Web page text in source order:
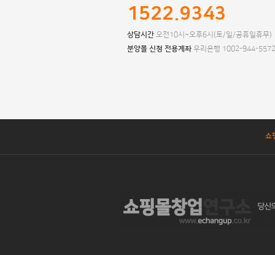
1522.9343
상담시간오전10시~오후6시(토/일/공휴일휴무)
분양몰 신청 전용계좌우리은행 1002-944-
쇼